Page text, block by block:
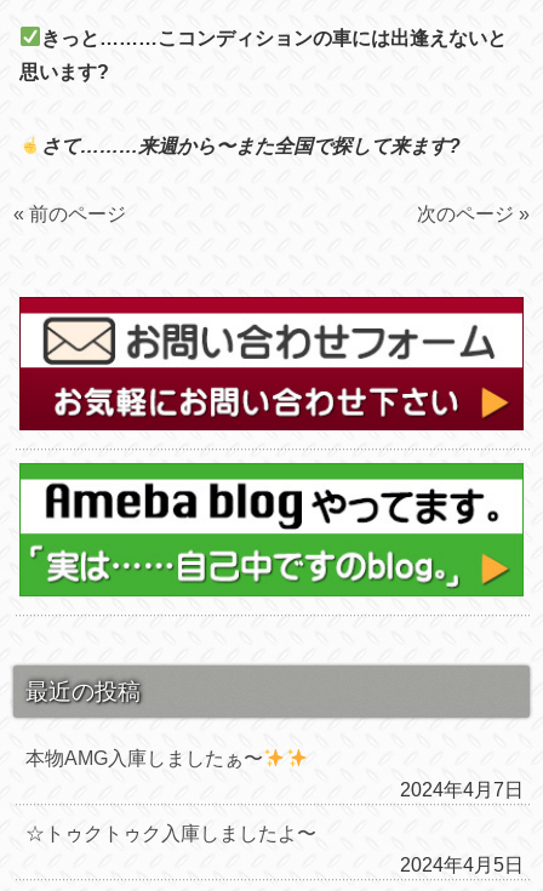
きっと………こコンディションの車には出逢えないと
思います?
さて………来週から〜また全国で探して来ます?
« 前のページ 次のページ »
最近の投稿
本物AMG入庫しましたぁ〜
2024年4月7日
☆トゥクトゥク入庫しましたよ〜
2024年4月5日